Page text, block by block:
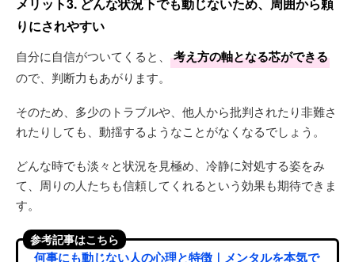
りにされやすい
自分に自信がついてくると、 考え方の軸となる芯ができる
ので、判断力もあがります。
そのため、多少のトラブルや、他人から批判されたり非難さ
れたりしても、動揺するようなことがなくなるでしょう。
どんな時でも淡々と状況を見極め、冷静に対処する姿をみ
て、周りの人たちも信頼してくれるという効果も期待できま
す。
参考記事はこちら
何事にも動じない人の心理と特徴｜メンタルを本気で